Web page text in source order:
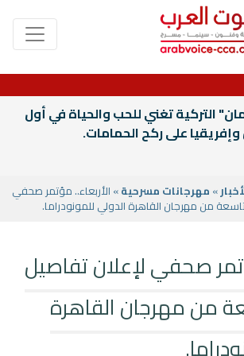
التركية تغني للحب والحياة في أول
على ركح الحمامات.
» مهرجانات مسرحية» الأربعاء.. مؤتمر صحفي
من مهرجان القاهرة الدولي للمونودراما.
صحفي لإعلان تفاصيل
من مهرجان القاهرة